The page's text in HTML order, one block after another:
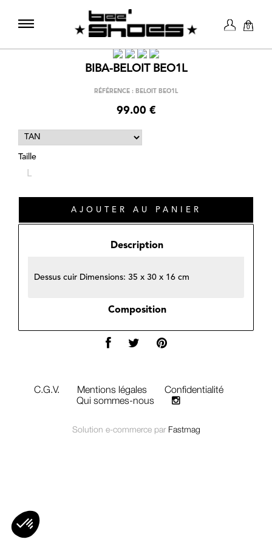
0
BIBA-BELOIT BEO1L
RÉFÉRENCE : BELOIT BEO1L
99.00 €
Taille
L
Description
Dessus cuir Dimensions: 35 x 30 x 16 cm
Composition
C.G.V. Mentions légales
Confidentialité
Qui sommes-nous
Solution e-commerce par Fastmag